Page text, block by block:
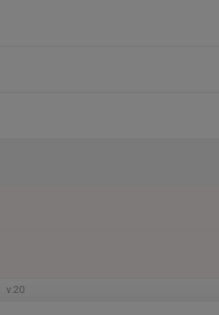
v.20